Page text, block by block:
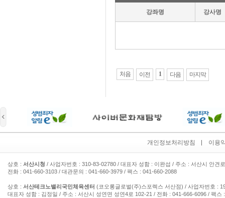
강좌명 강사명
처음 이전 1 다음 마지막
개인정보처리방침 이용
상호 : 서산시청 / 사업자번호 : 310-83-02780 / 대표자 성함 : 이완섭 / 주소 : 서산시 안견
전화 : 041-660-3103 / 대관문의 : 041-660-3979 / 팩스 : 041-660-2088
상호 : 서산테크노밸리국민체육센터 (코오롱글로벌(주)스포렉스 서산점) / 사업자번호 :
대표자 성함 : 김정일 / 주소 : 서산시 성연면 성연4로 102-21 / 전화 : 041-666-6096 / 팩스